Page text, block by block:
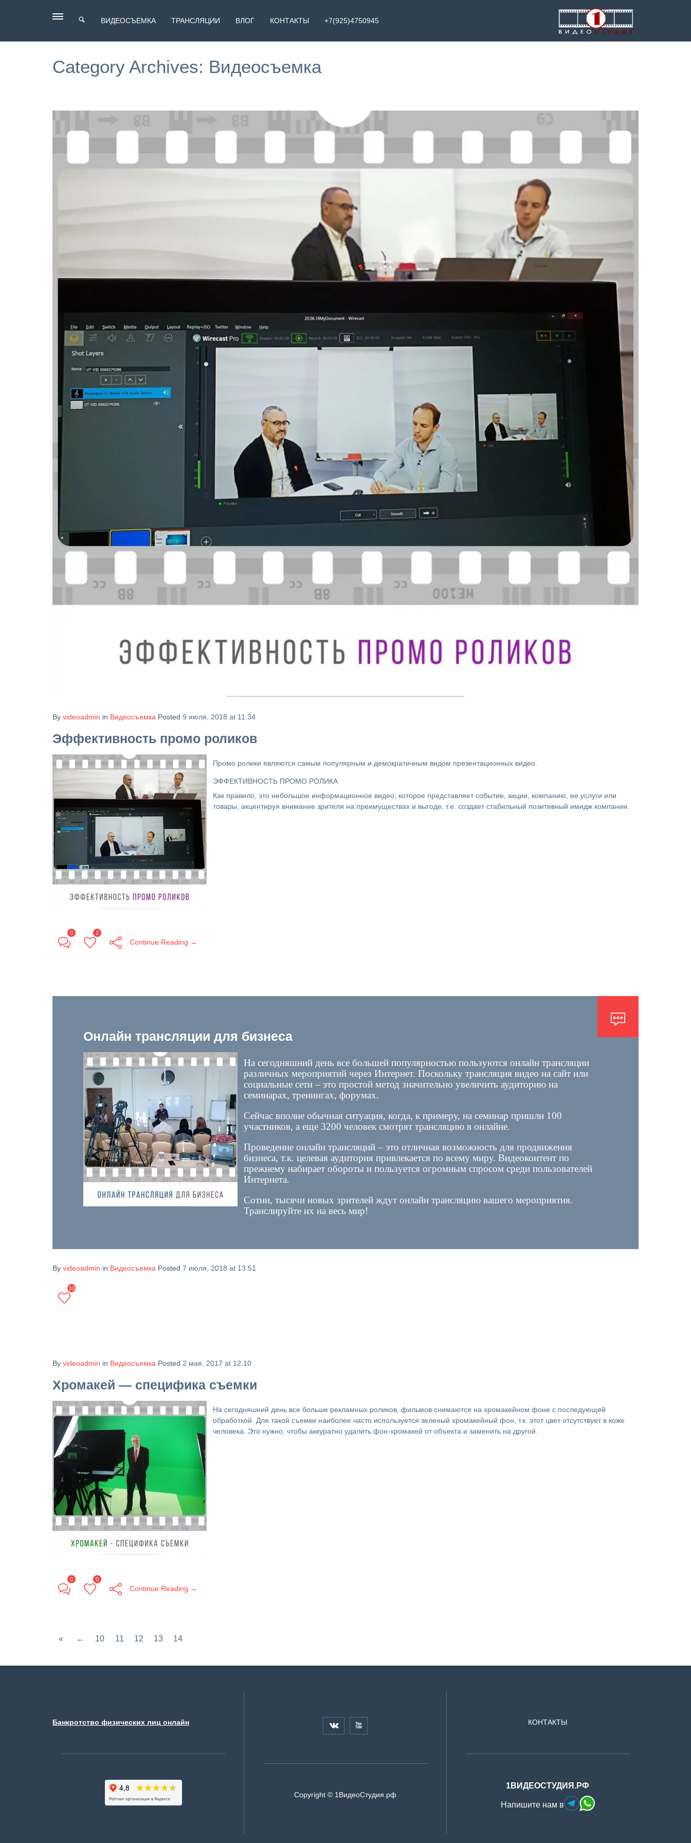
ВИДЕОСЪЕМКА ТРАНСЛЯЦИИ ВЛОГ КОНТАКТЫ +7(925)4750945
Category Archives: Видеосъемка
By videoadmin in Видеосъемка Posted 9 июля, 2018 at 11:34
Эффективность промо роликов
Промо ролики являются самым популярным и демократичным видом презентационных видео.
ЭФФЕКТИВНОСТЬ ПРОМО РОЛИКА
Как правило, это небольшое информационное видео, которое представляет событие, акции, компанию, ее услуги или
товары, акцентируя внимание зрителя на преимуществах и выгоде, т.е. создает стабильный позитивный имидж компании.
0 2
Continue Reading →
Онлайн трансляции для бизнеса
На сегодняшний день все большей популярностью пользуются онлайн трансляции
различных мероприятий через Интернет. Поскольку трансляция видео на сайт или
социальные сети – это простой метод значительно увеличить аудиторию на
семинарах, тренингах, форумах.
Сейчас вполне обычная ситуация, когда, к примеру, на семинар пришли 100
участников, а еще 3200 человек смотрят трансляцию в онлайне.
Проведение онлайн трансляций – это отличная возможность для продвижения
бизнеса, т.к. целевая аудитория привлекается по всему миру. Видеоконтент по
прежнему набирает обороты и пользуется огромным спросом среди пользователей
Интернета.
Сотни, тысячи новых зрителей ждут онлайн трансляцию вашего мероприятия.
Транслируйте их на весь мир!
By videoadmin in Видеосъемка Posted 7 июля, 2018 at 13:51
10
By videoadmin in Видеосъемка Posted 2 мая, 2017 at 12:10
Хромакей — специфика съемки
На сегодняшний день все больше рекламных роликов, фильмов снимаются на хромакейном фоне с последующей
обработкой. Для такой съемки наиболее часто используется зеленый хромакейный фон, т.к. этот цвет отсутствует в коже
человека. Это нужно, чтобы аккуратно удалить фон-хромакей от объекта и заменить на другой.
0 0
Continue Reading →
« ← 10 11 12 13 14
Банкротство физических лиц онлайн  
Copyright © 1ВидеоСтудия.рф
КОНТАКТЫ
1ВИДЕОСТУДИЯ.РФ
Напишите нам в